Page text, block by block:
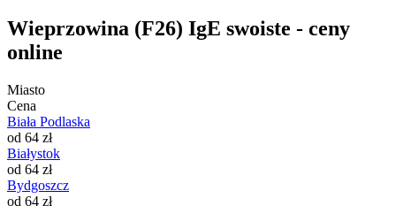
Wieprzowina (F26) IgE swoiste - ceny
online
Miasto
Cena
Biała Podlaska
od 64 zł
Białystok
od 64 zł
Bydgoszcz
od 64 zł